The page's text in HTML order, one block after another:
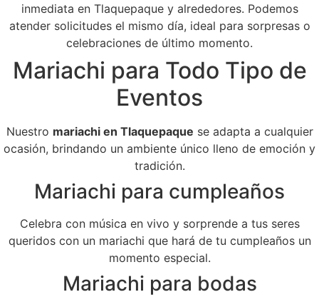
inmediata en Tlaquepaque y alrededores. Podemos
atender solicitudes el mismo día, ideal para sorpresas o
celebraciones de último momento.
Mariachi para Todo Tipo de
Eventos
Nuestro mariachi en Tlaquepaque se adapta a cualquier
ocasión, brindando un ambiente único lleno de emoción y
tradición.
Mariachi para cumpleaños
Celebra con música en vivo y sorprende a tus seres
queridos con un mariachi que hará de tu cumpleaños un
momento especial.
Mariachi para bodas